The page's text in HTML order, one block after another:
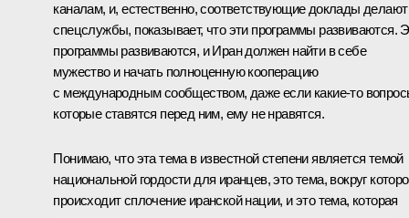
каналам, и, естественно, соответствующие доклады делают
спецслужбы, показывает, что эти программы развиваются.
программы развиваются, и Иран должен найти в себе
мужество и начать полноценную кооперацию
с международным сообществом, даже если какие‑то
которые ставятся перед ним, ему не нравятся.
Понимаю, что эта тема в известной степени является темой
национальной гордости для иранцев, это тема, вокруг
происходит сплочение иранской нации, и это тема, которая